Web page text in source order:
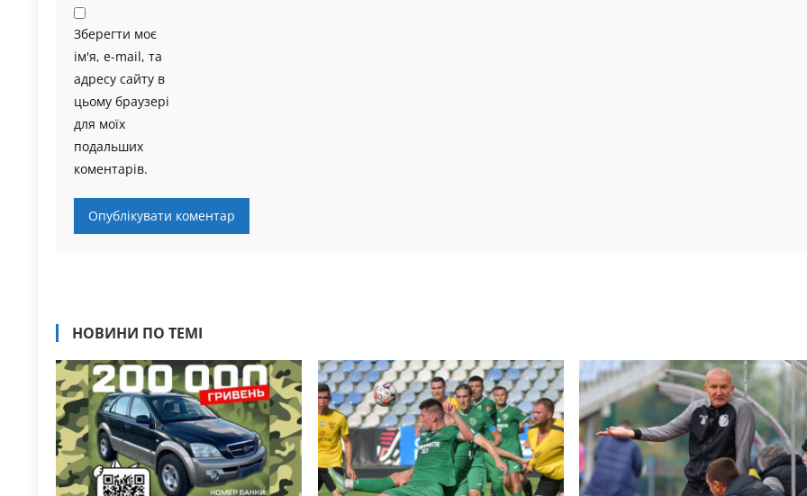
Зберегти моє
ім'я, e-mail, та
адресу сайту в
цьому браузері
для моїх
подальших
коментарів.
НОВИНИ ПО ТЕМІ